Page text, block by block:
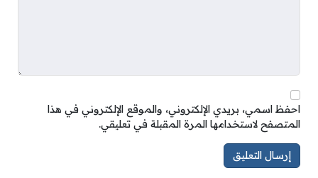
احفظ اسمي، بريدي الإلكتروني، والموقع الإلكتروني في هذا
المتصفح لاستخدامها المرة المقبلة في تعليقي.